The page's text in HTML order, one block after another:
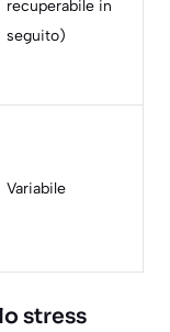
recuperabile in
seguito)
Variabile
stress